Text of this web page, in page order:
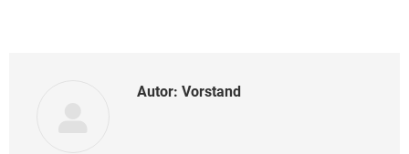
Autor: Vorstand